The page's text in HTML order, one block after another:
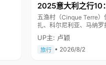
2025意大利之行10
五渔村（Cinque Terre
扎、科尔尼利亚、马纳
色彩斑斓，1997年被列
UP主: 卢颖
旅行 • 2026/8/2